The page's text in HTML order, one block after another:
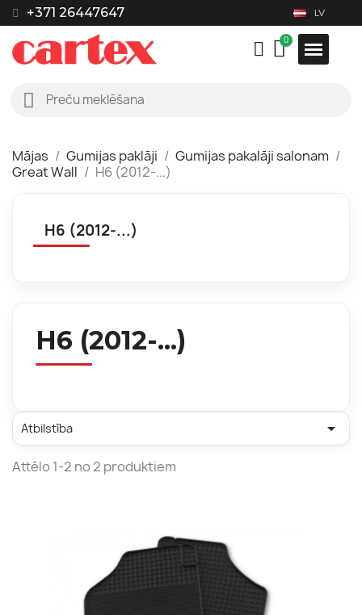
+371 26447647 LV
Mājas Gumijas paklāji
Gumijas pakalāji salonam
Great Wall
H6 (2012-...)
H6 (2012-...)
H6 (2012-...)
Atbilstība 
Attēlo 1-2 no 2 produktiem